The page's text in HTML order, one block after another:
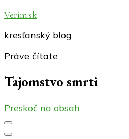
Verím.sk
kresťanský blog
Práve čítate
Tajomstvo smrti
Preskoč na obsah